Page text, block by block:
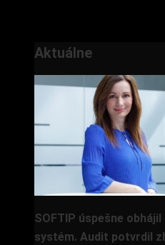
Aktuálne
SOFTIP úspešne
systém. Audit potvrdil